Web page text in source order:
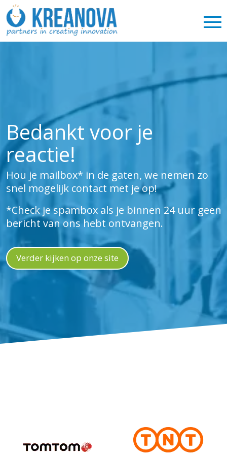
Bedankt voor je
reactie!
Hou je mailbox* in de gaten, we nemen zo
snel mogelijk contact met je op!
*Check je spambox als je binnen 24 uur geen
bericht van ons hebt ontvangen.
Verder kijken op onze site